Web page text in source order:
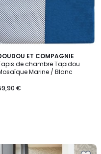
ET COMPAGNIE
de chambre Tapidou
Marine / Blanc
€